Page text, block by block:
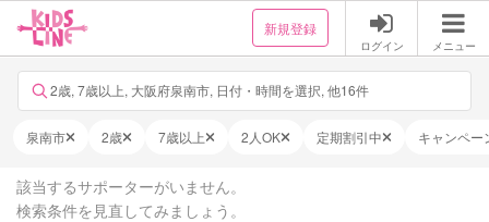
新規登録
ログイン メニュー
2歳, 7歳以上, 大阪府泉南市, 日付・時間を選択, 他16件
泉南市 2歳 7歳以上 2人OK 定期割引中 キャンペー
該当するサポーターがいません。
検索条件を見直してみましょう。